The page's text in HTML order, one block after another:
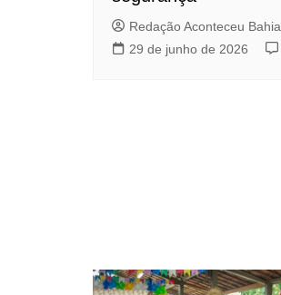
Redação Aconteceu Bahia
29 de junho de 2026